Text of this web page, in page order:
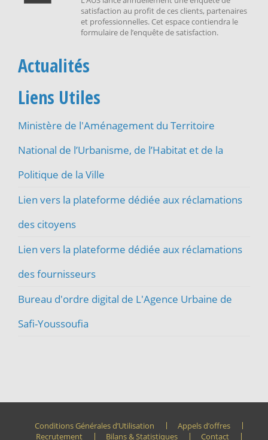
satisfaction au profit de ces clients, partenaires
et professionnelles. Cet espace contiendra le
formulaire de l’enquête de satisfaction.
Actualités
Liens Utiles
Ministère de l'Aménagement du Territoire
National de l’Urbanisme, de l’Habitat et de la
Politique de la Ville
Lien vers la plateforme dédiée aux réclamations
des citoyens
Lien vers la plateforme dédiée aux réclamations
des fournisseurs
Bureau d'ordre digital de L'Agence Urbaine de
Safi-Youssoufia
Conditions Générales d’Utilisation
Appels d’offres
Recrutement
Bilans & Statistiques Contact